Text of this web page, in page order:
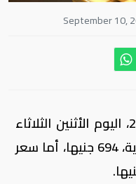
سجل سعر جرام الذهب، عيار 21، اليوم الأثنين الثلاثاء
10-9-2019 في الأسواق المصرية، 694 جنيها، أما سعر